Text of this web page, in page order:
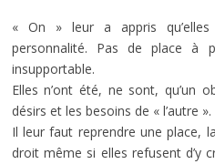
« On » leur a appris qu’elles
personnalité. Pas de place à
insupportable.
Elles n’ont été, ne sont, qu’un
désirs et les besoins de « l’autre ».
Il leur faut reprendre une place,
droit même si elles refusent d’y